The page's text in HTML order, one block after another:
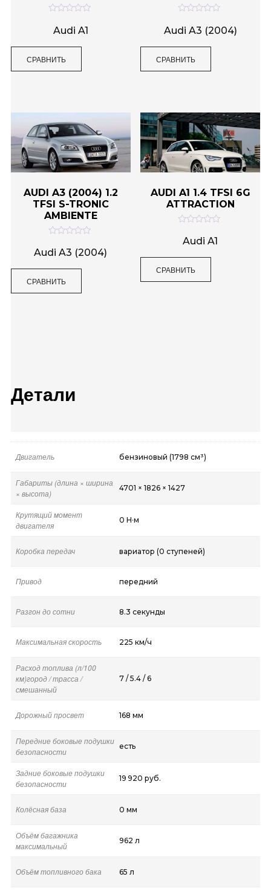
Детали
Двигатель бензиновый (1798 см³)
Габариты (длина × ширина
× высота)
4701 × 1826 × 1427
Крутящий момент
двигателя
0 Н·м
Коробка передач вариатор (0 ступеней)
Привод передний
Разгон до сотни 8.3 секунды
Максимальная скорость 225 км/ч
Расход топлива (л/100
км)город / трасса /
смешанный
7 / 5.4 / 6
Дорожный просвет 168 мм
Передние боковые подушки
безопасности
есть
Задние боковые подушки
безопасности
19 920 руб.
Колёсная база 0 мм
Объём багажника
максимальный
962 л
Объём топливного бака 65 л
а
Audi A1
СРАВНИТЬ
ц
е
а
Audi A3 (2004)
СРАВНИТЬ
AUDI A3 (2004) 1.2
TFSI S-TRONIC
AMBIENTE
ц
е
а
Audi A3 (2004)
СРАВНИТЬ
AUDI A1 1.4 TFSI 6G
ATTRACTION
а
Audi A1
СРАВНИТЬ